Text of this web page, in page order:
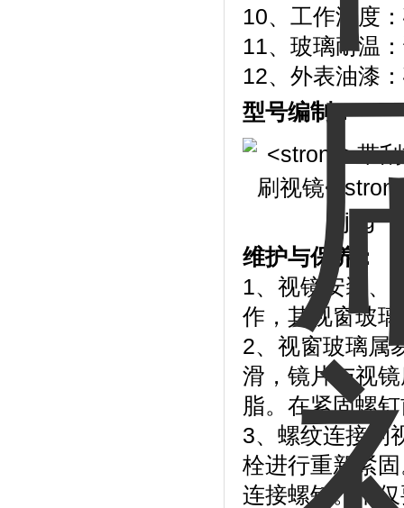
10、工作温度
11、玻璃耐温
12、外表油漆
型号编制：
维护与保养：
1、视镜安装、
作，其视窗玻
2、视窗玻璃属
滑，镜片与视
脂。在紧固螺
3、螺纹连接的
栓进行重新紧
连接螺钉。不